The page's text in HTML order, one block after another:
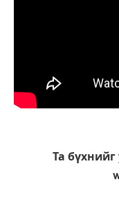
Та бүхнийг